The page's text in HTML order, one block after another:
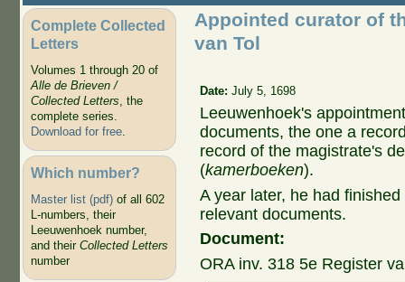
Complete Collected
Letters
Volumes 1 through 20 of
Alle de Brieven /
Collected Letters, the
complete series.
Download for free.
Which number?
Master list (pdf)of all 602
L-numbers, their
Leeuwenhoek number,
and their Collected Letters
number
Appointed curator of
van Tol
Date:July 5, 1698
Leeuwenhoek's
documents, the one a
record of the magistrate's
(kamerboeken).
A year later, he had
relevant documents.
Document:
ORA inv. 318 5e Register